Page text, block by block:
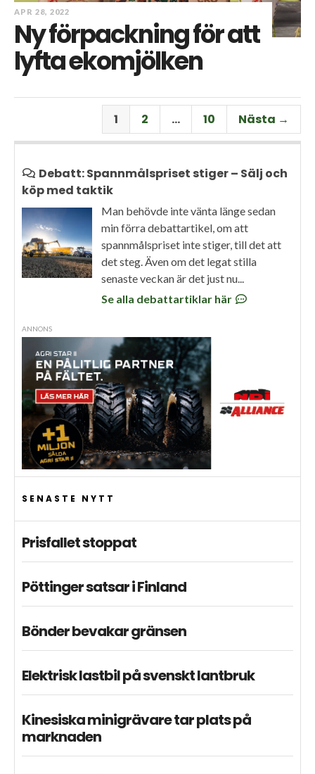
APR 28, 2022
Ny förpackning för att
lyfta ekomjölken
1 2 … 10 Nästa →
Debatt: Spannmålspriset stiger – Sälj och
köp med taktik
Man behövde inte vänta länge sedan
min förra debattartikel, om att
spannmålspriset inte stiger, till det att
det steg. Även om det legat stilla
senaste veckan är det just nu...
Se alla debattartiklar här
ANNONS
SENASTE NYTT
Prisfallet stoppat
Pöttinger satsar i Finland
Bönder bevakar gränsen
Elektrisk lastbil på svenskt lantbruk
Kinesiska minigrävare tar plats på
marknaden